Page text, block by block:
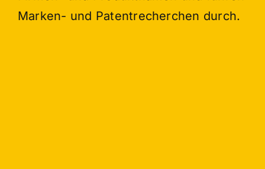
Marken- und Patentrecherchen durch.